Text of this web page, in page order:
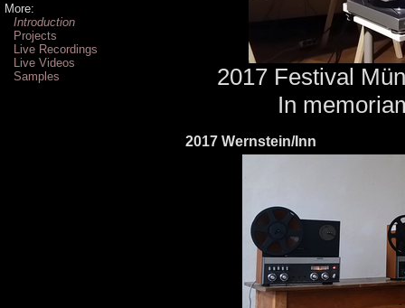
More:
Introduction
Projects
Live Recordings
Live Videos
Samples
2017 Festival
In
2017 Wernstein/Inn